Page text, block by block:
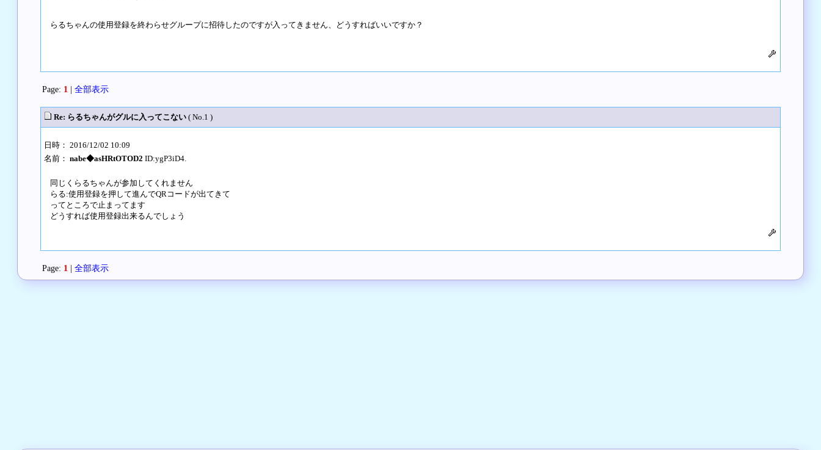
らるちゃんの使用登録を終わらせグループに招待したのですが入ってきません、どうすればいいですか？
Page: 1| 全部表示
Re: らるちゃんがグルに入ってこない ( No.1 )
日時： 2016/12/02 10:09
名前： nabe◆asHRtOTOD2 ID:ygP3iD4.
同じくらるちゃんが参加してくれません
らる:使用登録を押して進んでQRコードが出てきて
ってところで止まってます
どうすれば使用登録出来るんでしょう
Page: 1 | 全部表示